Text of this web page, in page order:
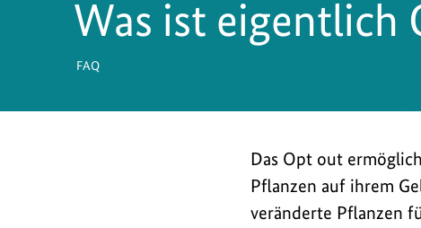
nukleare
SicherheitWas ist eigentlich
FAQ
Das Opt out
Pflanzen auf ihrem
veränderte Pflanzen